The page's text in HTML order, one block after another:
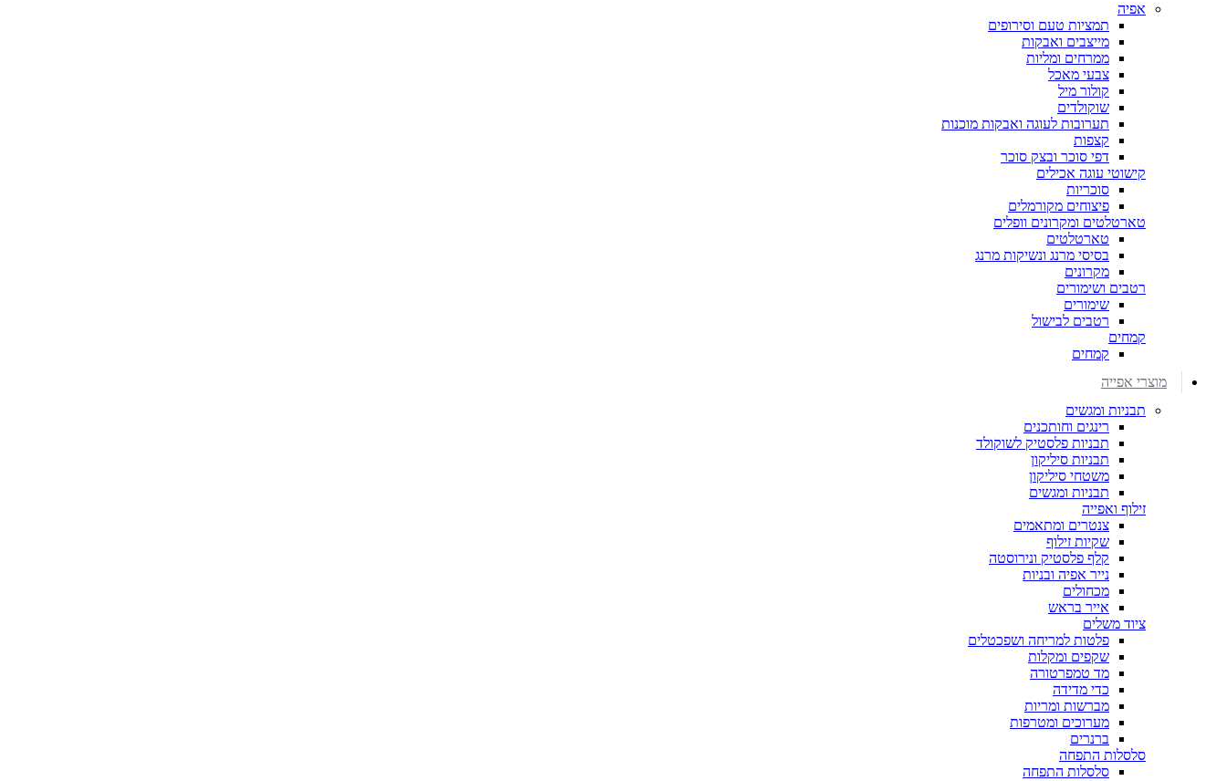
אפיה
תמציות טעם וסירופים
מייצבים ואבקות
ממרחים ומליות
צבעי מאכל
קולור מיל
שוקולדים
תערובות לעוגה ואבקות מוכנות
קצפות
דפי סוכר ובצק סוכר
קישוטי עוגה אכילים
סוכריות
פיצוחים מקורמלים
טארטלטים ומקרונים וופלים
טארטלטים
בסיסי מרנג ונשיקות מרנג
מקרונים
רטבים ושימורים
שימורים
רטבים לבישול
קמחים
קמחים
מוצרי אפייה
תבניות ומגשים
רינגים וחותכנים
תבניות פלסטיק לשוקולד
תבניות סיליקון
משטחי סיליקון
תבניות ומגשים
זילוף ואפייה
צנטרים ומתאמים
שקיות זילוף
קלף פלסטיק ונירוסטה
נייר אפיה ובניות
מכחולים
אייר בראש
ציוד משלים
פלטות למריחה ושפכטלים
שקפים ומקלות
מד טמפרטורה
כדי מדידה
מברשות ומריות
מערוכים ומטרפות
ברנרים
סלסלות התפחה
סלסלות התפחה